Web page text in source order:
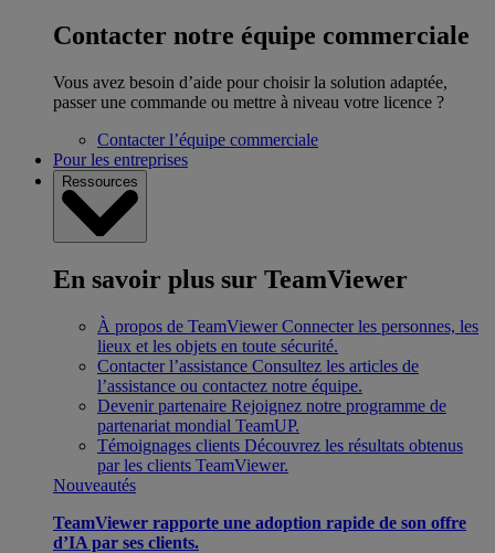
Contacter notre équipe commerciale
Vous avez besoin d’aide pour choisir la solution adaptée,
passer une commande ou mettre à niveau votre licence ?
Contacter l’équipe commerciale
Pour les entreprises
Ressources
En savoir plus sur TeamViewer
À propos de TeamViewer Connecter les personnes, les
lieux et les objets en toute sécurité.
Contacter l’assistance Consultez les articles de
l’assistance ou contactez notre équipe.
Devenir partenaire Rejoignez notre programme de
partenariat mondial TeamUP.
Témoignages clients Découvrez les résultats obtenus
par les clients TeamViewer.
Nouveautés
TeamViewer rapporte une adoption rapide de son offre
d’IA par ses clients.